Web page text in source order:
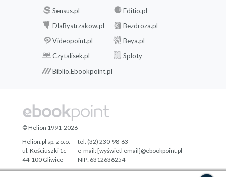
Sensus.pl
Editio.pl
DlaBystrzakow.pl
Bezdroza.pl
Videopoint.pl
Beya.pl
Czytalisek.pl
Sploty
Biblio.Ebookpoint.pl
© Helion 1991-2026
Helion.pl sp. z o.o.
ul. Kościuszki 1c
44-100 Gliwice
tel. (32) 230-98-63
e-mail:[wyświetl email]@ebookpoint.pl
NIP: 6312636254
Regon: 241989027